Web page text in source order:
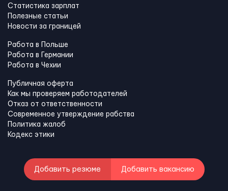
Статистика зарплат
Полезные статьи
Новости за границей
Работа в Польше
Работа в Германии
Работа в Чехии
Публичная оферта
Как мы проверяем работодателей
Отказ от ответственности
Современное утверждение рабства
Политика жалоб
Кодекс этики
Добавить резюме Добавить вакансию